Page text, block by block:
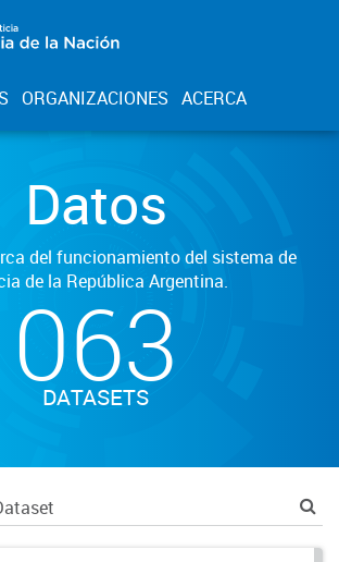
ORGANIZACIONES ACERCA
Datos
del funcionamiento del sistema de
de la República Argentina.
063
DATASETS